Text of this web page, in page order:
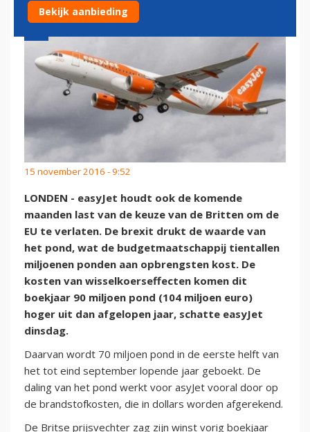
15 november 2016 - 9:52
LONDEN - easyJet houdt ook de komende
maanden last van de keuze van de Britten om de
EU te verlaten. De brexit drukt de waarde van
het pond, wat de budgetmaatschappij tientallen
miljoenen ponden aan opbrengsten kost. De
kosten van wisselkoerseffecten komen dit
boekjaar 90 miljoen pond (104 miljoen euro)
hoger uit dan afgelopen jaar, schatte easyJet
dinsdag.
Daarvan wordt 70 miljoen pond in de eerste helft van
het tot eind september lopende jaar geboekt. De
daling van het pond werkt voor asyJet vooral door op
de brandstofkosten, die in dollars worden afgerekend.
De Britse prijsvechter zag zijn winst vorig boekjaar
Bekijk aanbieding